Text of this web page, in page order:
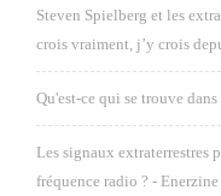
Steven Spielberg et les
crois vraiment, j’y crois
Qu'est-ce qui se trouve
Les signaux extraterrestres
fréquence radio ? - Enerzine